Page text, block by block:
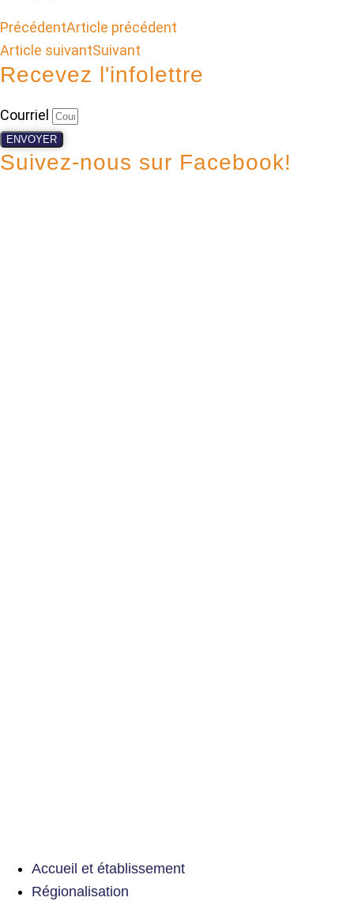
PrécédentArticle précédent
Article suivantSuivant
Recevez l'infolettre
Courriel
ENVOYER
Suivez-nous sur Facebook!
Accueil et établissement
Régionalisation